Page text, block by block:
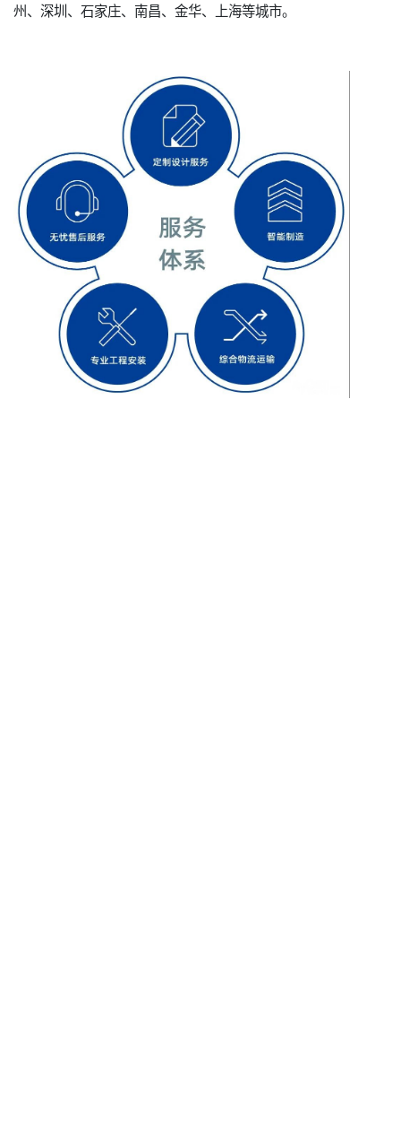
州、深圳、石家庄、南昌、金华、上海等城市。